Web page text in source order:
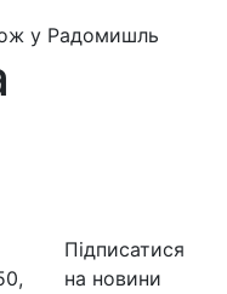
у Радомишль
Підписатися
на новини